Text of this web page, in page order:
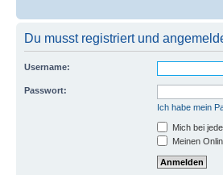
Du musst registriert und
Username:
Passwort:
Ich habe mein
Mich bei
Meinen